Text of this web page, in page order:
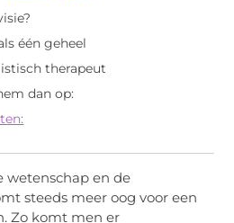
één geheel
therapeut
dan op:
wetenschap en de
steeds meer oog voor een
Zo komt men er